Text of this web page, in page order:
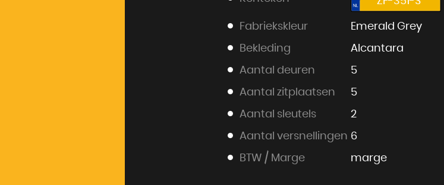
Fabriekskleur Emerald Grey
Bekleding Alcantara
Aantal deuren 5
Aantal zitplaatsen 5
Aantal sleutels 2
Aantal versnellingen 6
BTW / Marge marge